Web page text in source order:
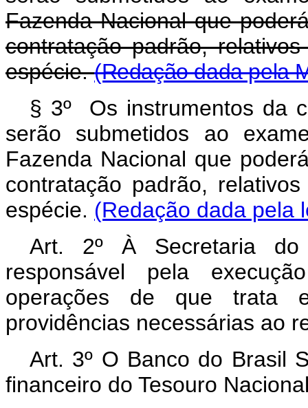
Fazenda Nacional que
contratação padrão,
espécie.(Redação dada pela
§ 3ºOs instrumentos da
serão submetidos ao
Fazenda Nacional que
contratação padrão,
espécie. (Redação dada pela
Art. 2º À Secretaria
responsável pela
operações de que trata
providências necessárias ao
Art. 3º O Banco do Brasil
financeiro do Tesouro